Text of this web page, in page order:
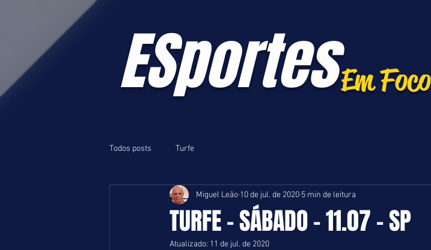
ESportesEm Foco
Todos posts Turfe
TURFE - SÁBADO - 11.07 - SP
Miguel Leão 10 de jul. de 2020 5 min de leitura
Atualizado: 11 de jul. de 2020